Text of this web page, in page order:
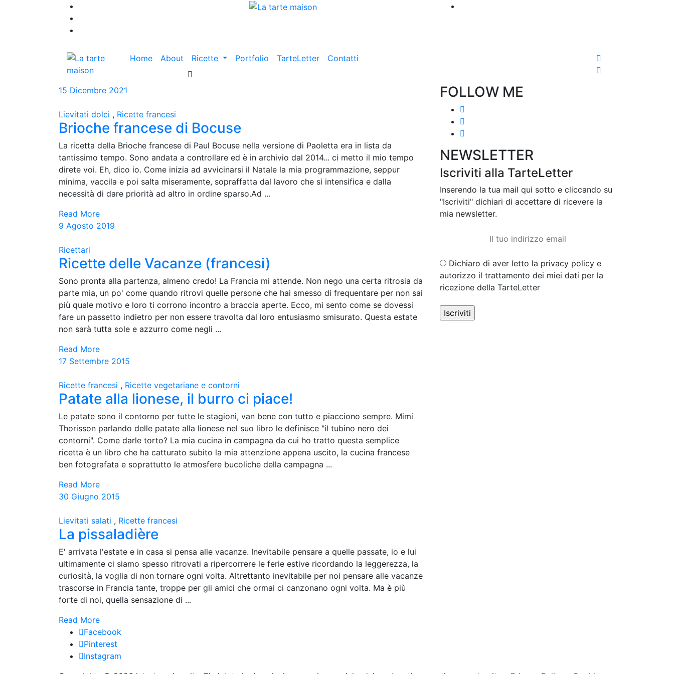
Home About Ricette Portfolio TarteLetter Contatti
15 Dicembre 2021
Lievitati dolci , Ricette francesi
Brioche francese di Bocuse
La ricetta della Brioche francese di Paul Bocuse nella versione di Paoletta era in lista da
tantissimo tempo. Sono andata a controllare ed è in archivio dal 2014... ci metto il mio tempo
direte voi. Eh, dico io. Come inizia ad avvicinarsi il Natale la mia programmazione, seppur
minima, vaccila e poi salta miseramente, sopraffatta dal lavoro che si intensifica e dalla
necessità di dare priorità ad altro in ordine sparso.Ad ...
Read More
9 Agosto 2019
Ricettari
Ricette delle Vacanze (francesi)
Sono pronta alla partenza, almeno credo! La Francia mi attende. Non nego una certa ritrosia da
parte mia, un po' come quando ritrovi quelle persone che hai smesso di frequentare per non sai
più quale motivo e loro ti corrono incontro a braccia aperte. Ecco, mi sento come se dovessi
fare un passetto indietro per non essere travolta dal loro entusiasmo smisurato. Questa estate
non sarà tutta sole e azzurro come negli ...
Read More
17 Settembre 2015
Ricette francesi , Ricette vegetariane e contorni
Patate alla lionese, il burro ci piace!
Le patate sono il contorno per tutte le stagioni, van bene con tutto e piacciono sempre. Mimi
Thorisson parlando delle patate alla lionese nel suo libro le definisce "il tubino nero dei
contorni". Come darle torto? La mia cucina in campagna da cui ho tratto questa semplice
ricetta è un libro che ha catturato subito la mia attenzione appena uscito, la cucina francese
ben fotografata e soprattutto le atmosfere bucoliche della campagna ...
Read More
30 Giugno 2015
Lievitati salati , Ricette francesi
La pissaladière
E' arrivata l'estate e in casa si pensa alle vacanze. Inevitabile pensare a quelle passate, io e lui
ultimamente ci siamo spesso ritrovati a ripercorrere le ferie estive ricordando la leggerezza, la
curiosità, la voglia di non tornare ogni volta. Altrettanto inevitabile per noi pensare alle vacanze
trascorse in Francia tante, troppe per gli amici che ormai ci canzonano ogni volta. Ma è più
forte di noi, quella sensazione di ...
Read More
FOLLOW ME
NEWSLETTER
Iscriviti alla TarteLetter
Inserendo la tua mail qui sotto e cliccando su
"Iscriviti" dichiari di accettare di ricevere la
mia newsletter.
Dichiaro di aver letto la privacy policy e
autorizzo il trattamento dei miei dati per la
ricezione della TarteLetter
Facebook
Pinterest
Instagram